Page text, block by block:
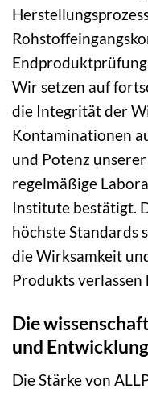
Wir setzen auf
die Integrität der
Kontaminationen
und Potenz
regelmäßige
Institute bestätigt.
höchste Standards
die Wirksamkeit
Produkts verlassen
Die
und
Die Stärke von